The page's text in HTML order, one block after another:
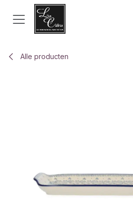
Overslaan naar inhoud
Alle producten